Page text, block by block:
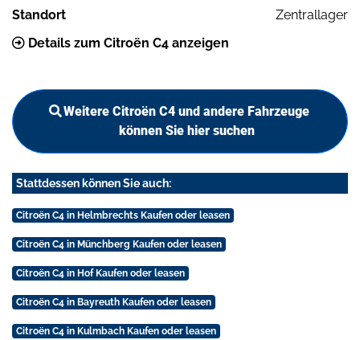
Standort
Zentrallager
Details zum Citroën C4 anzeigen
Weitere Citroën C4 und andere Fahrzeuge
können Sie hier suchen
Stattdessen können Sie auch:
Citroën C4 in Helmbrechts Kaufen oder leasen
Citroën C4 in Münchberg Kaufen oder leasen
Citroën C4 in Hof Kaufen oder leasen
Citroën C4 in Bayreuth Kaufen oder leasen
Citroën C4 in Kulmbach Kaufen oder leasen